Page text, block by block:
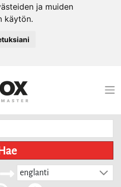
ja muiden
käytön.
Hae
englanti